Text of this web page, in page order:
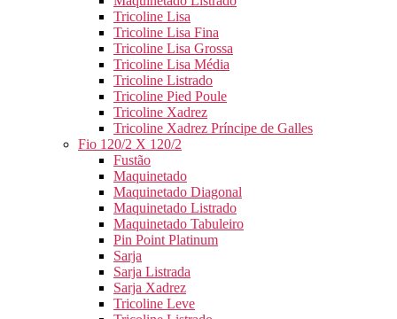
Tricoline Lisa
Tricoline Lisa Fina
Tricoline Lisa Grossa
Tricoline Lisa Média
Tricoline Listrado
Tricoline Pied Poule
Tricoline Xadrez
Tricoline Xadrez Príncipe de Galles
Fio 120/2 X 120/2
Fustão
Maquinetado
Maquinetado Diagonal
Maquinetado Listrado
Maquinetado Tabuleiro
Pin Point Platinum
Sarja
Sarja Listrada
Sarja Xadrez
Tricoline Leve